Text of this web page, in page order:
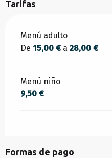
Tarifas
Tarifas 2026
Menú adulto
De 15,00 €a 28,00 €
Menú niño
9,50 €
Formas de pago